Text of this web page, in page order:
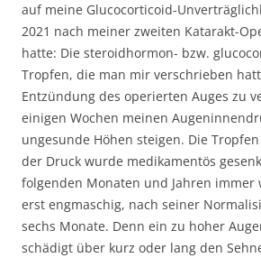
auf meine Glucocorticoid-
2021 nach meiner zweiten Katarakt-
hatte: Die steroidhormon- bzw.
Tropfen, die man mir verschrieben
Entzündung des operierten Auges zu
einigen Wochen meinen
ungesunde Höhen steigen. Die
der Druck wurde medikamentös
folgenden Monaten und Jahren immer
erst engmaschig, nach seiner
sechs Monate. Denn ein zu hoher
schädigt über kurz oder lang den